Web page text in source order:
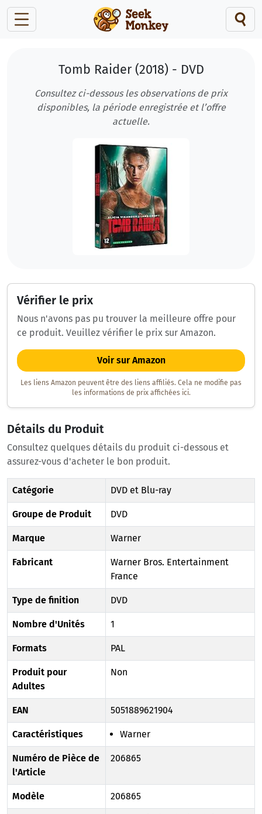
Tomb Raider (2018) - DVD
Consultez ci-dessous les observations de prix
disponibles, la période enregistrée et l’offre
actuelle.
Vérifier le prix
Nous n'avons pas pu trouver la meilleure offre pour
ce produit. Veuillez vérifier le prix sur Amazon.
Voir sur Amazon
Les liens Amazon peuvent être des liens affiliés. Cela ne modifie pas
les informations de prix affichées ici.
Détails du Produit
Consultez quelques détails du produit ci-dessous et
assurez-vous d'acheter le bon produit.
Catégorie DVD et Blu-ray
Groupe de Produit DVD
Marque Warner
Fabricant
Warner Bros. Entertainment
France
Type de finition DVD
Nombre d'Unités 1
Formats PAL
Produit pour
Adultes
Non
EAN 5051889621904
Caractéristiques Warner
Numéro de Pièce de
l'Article
206865
Modèle 206865